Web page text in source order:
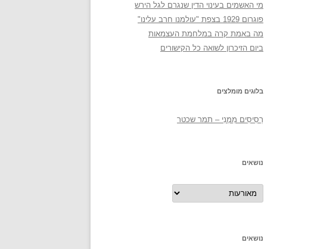
מי האשמים בעינוי הדין שנגרם לגל הירש
פוגרום 1929 בצפת "עולמנו חרב עלינו"
מה באמת קרה במלחמת העצמאות
ביום הזיכרון לשואה כל הקישורים
בלוגים מומלצים
רְסִיסִים מִמֶנִי – תמר שכטר
נושאים
נושאים
נושאים